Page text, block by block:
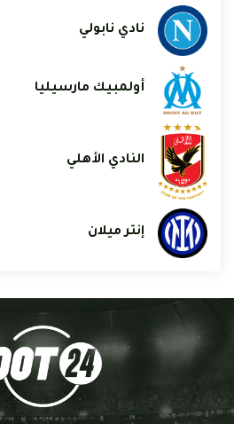
نادي نابولي
أولمبيك مارسيليا
النادي الأهلي
إنتر ميلان